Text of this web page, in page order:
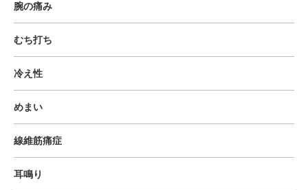
腕の痛み
むち打ち
冷え性
めまい
線維筋痛症
耳鳴り